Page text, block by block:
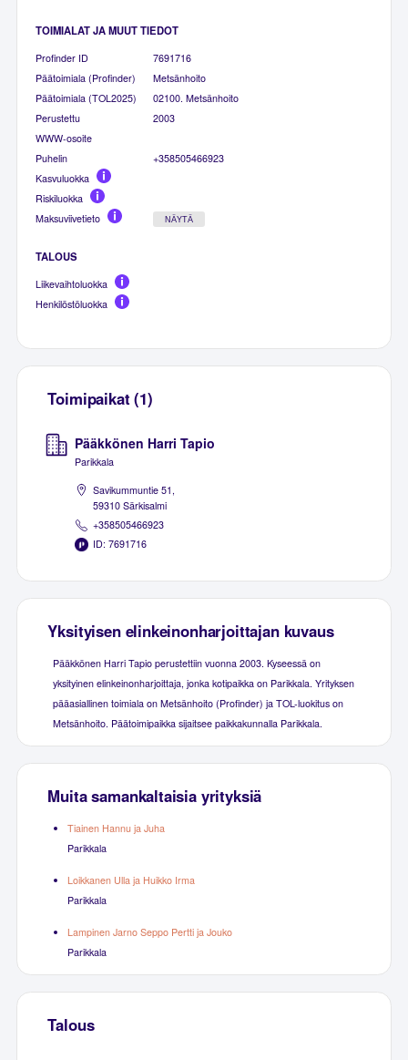
TOIMIALAT JA MUUT TIEDOT
Profinder ID
7691716
Päätoimiala (Profinder)
Metsänhoito
Päätoimiala (TOL2025)
02100. Metsänhoito
Perustettu
2003
WWW-osoite
Puhelin
+358505466923
Kasvuluokka
Riskiluokka
Maksuviivetieto
NÄYTÄ
TALOUS
Liikevaihtoluokka
Henkilöstöluokka
Toimipaikat (1)
Pääkkönen Harri Tapio
Parikkala
Savikummuntie 51,
59310 Särkisalmi
+358505466923
ID: 7691716
Yksityisen elinkeinonharjoittajan kuvaus
Pääkkönen Harri Tapio perustettiin vuonna 2003. Kyseessä on
yksityinen elinkeinonharjoittaja, jonka kotipaikka on Parikkala. Yrityksen
pääasiallinen toimiala on Metsänhoito (Profinder) ja TOL-luokitus on
Metsänhoito. Päätoimipaikka sijaitsee paikkakunnalla Parikkala.
Muita samankaltaisia yrityksiä
Tiainen Hannu ja Juha
Parikkala
Loikkanen Ulla ja Huikko Irma
Parikkala
Lampinen Jarno Seppo Pertti ja Jouko
Parikkala
Talous